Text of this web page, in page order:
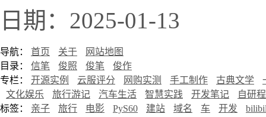
日期：2025-01-13
导航： 首页 关于
网站地图
目录： 信笔 俊照 俊笔
俊作
专栏： 开源实例 云服评分 网购实测 手工制作 古典文学
文化娱乐
旅行游记 汽车生活 智慧实践 开发笔记
自研
标签： 亲子 旅行 电影 PyS60 建站 域名 车 开发